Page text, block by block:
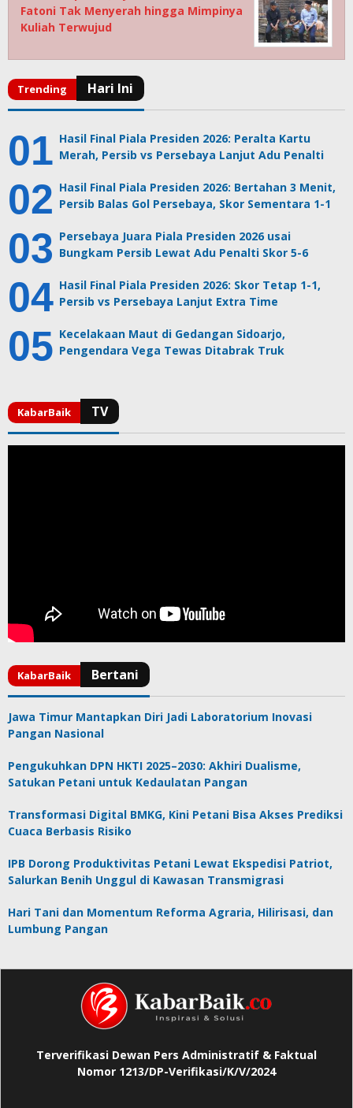
Fatoni Tak Menyerah hingga Mimpinya
Kuliah Terwujud
Hasil Final Piala Presiden 2026: Peralta Kartu
Merah, Persib vs Persebaya Lanjut Adu Penalti
Hasil Final Piala Presiden 2026: Bertahan 3 Menit,
Persib Balas Gol Persebaya, Skor Sementara 1-1
Persebaya Juara Piala Presiden 2026 usai
Bungkam Persib Lewat Adu Penalti Skor 5-6
Hasil Final Piala Presiden 2026: Skor Tetap 1-1,
Persib vs Persebaya Lanjut Extra Time
Kecelakaan Maut di Gedangan Sidoarjo,
Pengendara Vega Tewas Ditabrak Truk
Jawa Timur Mantapkan Diri Jadi Laboratorium Inovasi
Pangan Nasional
Pengukuhkan DPN HKTI 2025–2030: Akhiri Dualisme,
Satukan Petani untuk Kedaulatan Pangan
Transformasi Digital BMKG, Kini Petani Bisa Akses Prediksi
Cuaca Berbasis Risiko
IPB Dorong Produktivitas Petani Lewat Ekspedisi Patriot,
Salurkan Benih Unggul di Kawasan Transmigrasi
Hari Tani dan Momentum Reforma Agraria, Hilirisasi, dan
Lumbung Pangan
Terverifikasi Dewan Pers Administratif & Faktual
Nomor 1213/DP-Verifikasi/K/V/2024